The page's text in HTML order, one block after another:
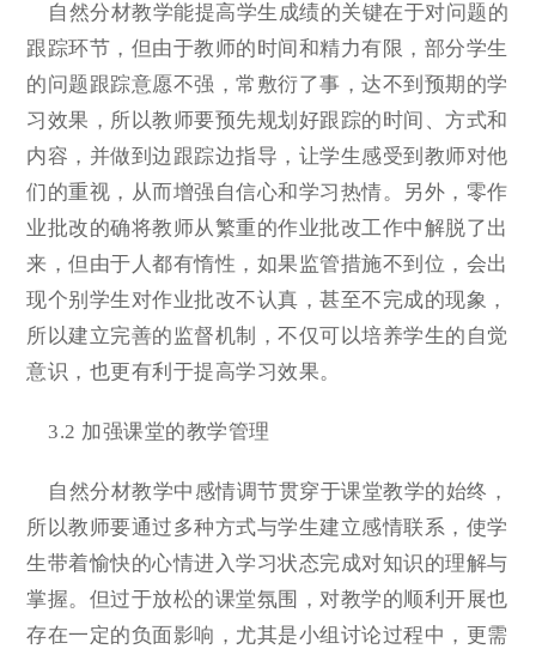
自然分材教学能提高学生成绩的关键在于对问题的
跟踪环节，但由于教师的时间和精力有限，部分学生
的问题跟踪意愿不强，常敷衍了事，达不到预期的学
习效果，所以教师要预先规划好跟踪的时间、方式和
内容，并做到边跟踪边指导，让学生感受到教师对他
们的重视，从而增强自信心和学习热情。另外，零作
业批改的确将教师从繁重的作业批改工作中解脱了出
来，但由于人都有惰性，如果监管措施不到位，会出
现个别学生对作业批改不认真，甚至不完成的现象，
所以建立完善的监督机制，不仅可以培养学生的自觉
意识，也更有利于提高学习效果。
3.2 加强课堂的教学管理
自然分材教学中感情调节贯穿于课堂教学的始终，
所以教师要通过多种方式与学生建立感情联系，使学
生带着愉快的心情进入学习状态完成对知识的理解与
掌握。但过于放松的课堂氛围，对教学的顺利开展也
存在一定的负面影响，尤其是小组讨论过程中，更需